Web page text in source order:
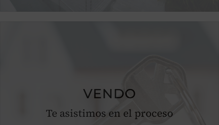
VENDO
Te asistimos en el proceso